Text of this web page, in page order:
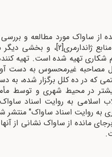
از ساواک مورد مطالعه و
ژاندارمری[2]، و بخشی دیگر
تهیه شده است. تهیه کننده
مصاحبه غیرمحسوس به دست
که در ده کلل برگزار شده،
در محیط شهری و توسط
اسلامی به روایت اسناد
روایت اسناد ساواک" منتشر
مانده از ساواک نشانی از